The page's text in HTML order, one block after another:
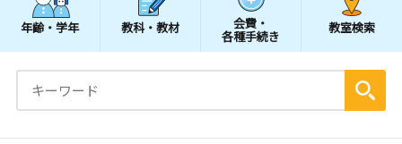
年齢・学年 教科・教材 会費・
各種手続き
教室検索